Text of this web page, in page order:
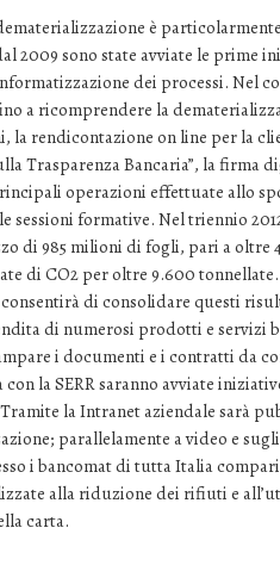
è
2009 sono state avviate le prime
dei processi. Nel
a ricomprendere la
la rendicontazione on line per la
Trasparenza Bancaria”, la firma
operazioni effettuate allo
sessioni formative. Nel triennio
di 985 milioni di fogli, pari a oltre
di CO2 per oltre 9.600
di consolidare questi
di numerosi prodotti e servizi
i documenti e i contratti da
la SERR saranno avviate
la Intranet aziendale sarà
parallelamente a video e
i bancomat di tutta Italia
alla riduzione dei rifiuti e
carta.